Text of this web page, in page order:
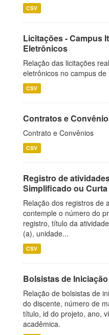
CSV
Licitações - Campus
Eletrônicos
Relação das licitações
eletrônicos no campus de
CSV
Contratos e
Contrato e Convênios
CSV
Registro de
Simplificado ou
Relação dos registros de
contemple o número do
registro, título da
(a), unidade...
CSV
Bolsistas de
Relação de bolsistas de
do discente, número de
título, id do projeto, ano,
acadêmica.